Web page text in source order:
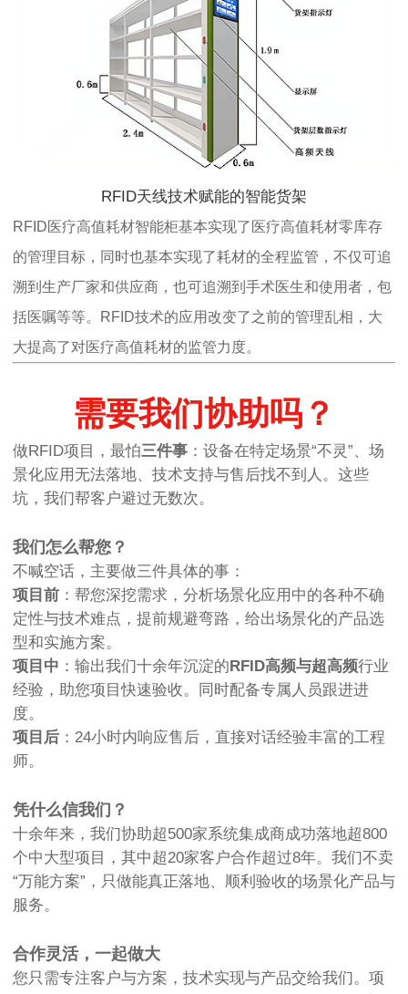
RFID天线技术赋能的智能货架
RFID医疗高值耗材智能柜基本实现了医疗高值耗材零库存
的管理目标，同时也基本实现了耗材的全程监管，不仅可追
溯到生产厂家和供应商，也可追溯到手术医生和使用者，包
括医嘱等等。RFID技术的应用改变了之前的管理乱相，大
大提高了对医疗高值耗材的监管力度。
需要我们协助吗？
做RFID项目，最怕三件事 ：设备在特定场景“不灵”、场
景化应用无法落地、技术支持与售后找不到人。这些
坑，我们帮客户避过无数次。
我们怎么帮您？
不喊空话，主要做三件具体的事：
项目前 ：帮您深挖需求，分析场景化应用中的各种不确
定性与技术难点，提前规避弯路，给出场景化的产品选
型和实施方案。
项目中 ：输出我们十余年沉淀的RFID高频与超高频行业
经验，助您项目快速验收。同时配备专属人员跟进进
度。
项目后 ：24小时内响应售后，直接对话经验丰富的工程
师。
凭什么信我们？
十余年来，我们协助超500家系统集成商成功落地超800
个中大型项目，其中超20家客户合作超过8年。我们不卖
“万能方案”，只做能真正落地、顺利验收的场景化产品与
服务。
合作灵活，一起做大
您只需专注客户与方案，技术实现与产品交给我们。项